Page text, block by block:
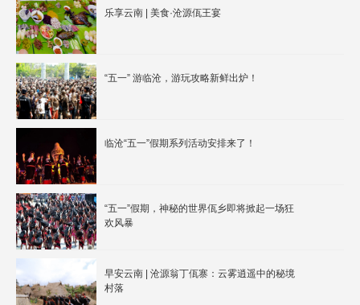
乐享云南 | 美食·沧源佤王宴
“五一” 游临沧，游玩攻略新鲜出炉！
临沧“五一”假期系列活动安排来了！
“五一”假期，神秘的世界佤乡即将掀起一场狂
欢风暴
早安云南 | 沧源翁丁佤寨：云雾逍遥中的秘境
村落